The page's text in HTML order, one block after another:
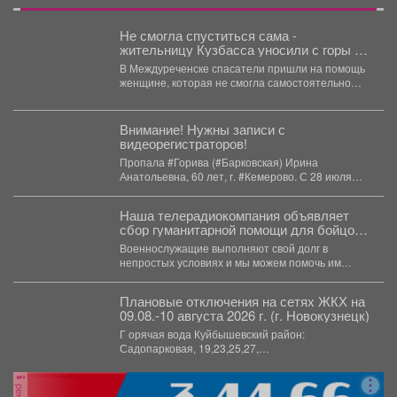
Не смогла спуститься сама -
жительницу Кузбасса уносили с горы на
носилках
В Междуреченске спасатели пришли на помощь
женщине, которая не смогла самостоятельно
Внимание! Нужны записи с
видеорегистраторов!
Пропала #Горива (#Барковская) Ирина
Анатольевна, 60 лет, г. #Кемерово. С 28 июля
Наша телерадиокомпания объявляет
сбор гуманитарной помощи для бойцов
СВО
Военнослужащие выполняют свой долг в
непростых условиях и мы можем помочь им
Плановые отключения на сетях ЖКХ на
09.08.-10 августа 2026 г. (г. Новокузнецк)
Г орячая вода Куйбышевский район:
Садопарковая, 19,23,25,27,